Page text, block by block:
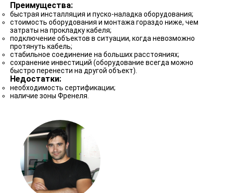
Преимущества:
быстрая инсталляция и пуско-наладка оборудования;
стоимость оборудования и монтажа гораздо ниже, чем
затраты на прокладку кабеля;
подключение объектов в ситуации, когда невозможно
протянуть кабель;
стабильное соединение на больших расстояниях;
сохранение инвестиций (оборудование всегда можно
быстро перенести на другой объект).
Недостатки:
необходимость сертификации;
наличие зоны Френеля.